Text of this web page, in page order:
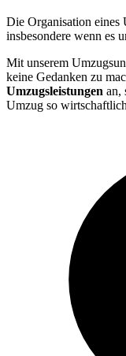
Die Organisation eines
insbesondere wenn es
Mit unserem
keine Gedanken zu
Umzugsleistungen an,
Umzug so